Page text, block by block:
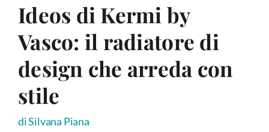
Ideos di Kermi by
Vasco: il radiatore di
design che arreda con
stile
di Silvana Piana